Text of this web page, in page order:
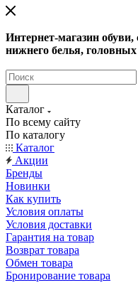
Интернет-магазин
нижнего белья,
Каталог
По всему сайту
По каталогу
Каталог
Акции
Бренды
Новинки
Как купить
Условия оплаты
Условия доставки
Гарантия на товар
Возврат товара
Обмен товара
Бронирование товара